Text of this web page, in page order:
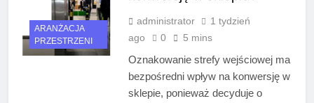
ARANŻACJA
PRZESTRZENI
administrator
1 tydzień
ago
0 5 mins
Oznakowanie strefy wejściowej ma
bezpośredni wpływ na konwersję w
sklepie, ponieważ decyduje o